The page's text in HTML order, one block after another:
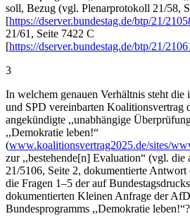
soll, Bezug (vgl. Plenarprotokoll 21/58,
[https://dserver.bundestag.de/btp/21/
21/61, Seite 7422 C
[https://dserver.bundestag.de/btp/21/
3
In welchem genauen Verhältnis steht
und SPD vereinbarten Koalitionsvertrag
angekündigte ,,unabhängige
,,Demokratie leben!“
(www.koalitionsvertrag2025.de/sites/
zur ,,bestehende[n] Evaluation“ (vgl. die
21/5106, Seite 2, dokumentierte
die Fragen 1–5 der auf
dokumentierten Kleinen Anfrage der
Bundesprogramms ,,Demokratie leben!“?